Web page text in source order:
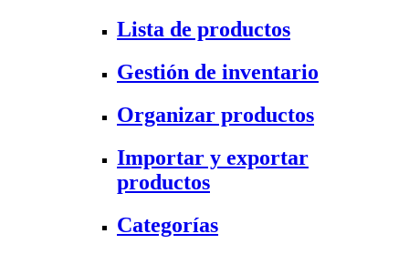
Lista de productos
Gestión de inventario
Organizar productos
Importar y exportar
productos
Categorías